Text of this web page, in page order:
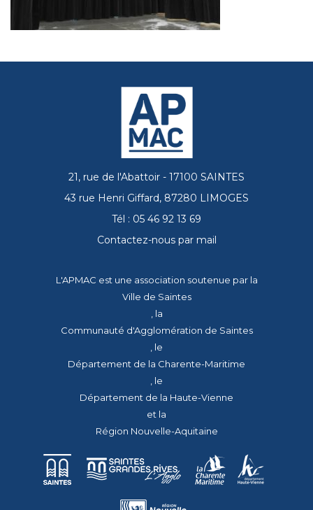
21, rue de l'Abattoir - 17100 SAINTES
43 rue Henri Giffard, 87280 LIMOGES
Tél : 05 46 92 13 69
Contactez-nous par mail
L'APMAC est une association soutenue par la
Ville de Saintes
, la
Communauté d'Agglomération de Saintes
, le
Département de la Charente-Maritime
, le
Département de la Haute-Vienne
et la
Région Nouvelle-Aquitaine